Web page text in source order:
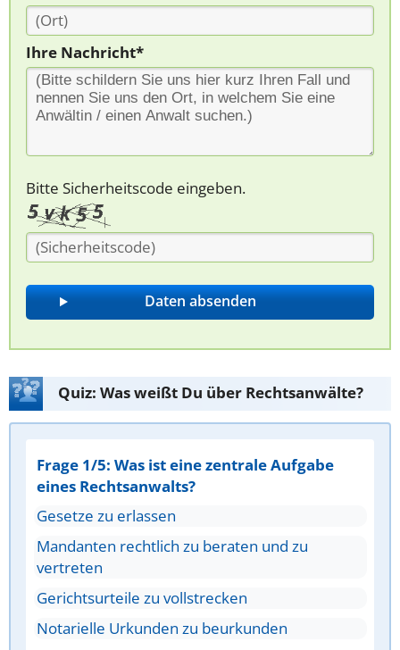
Ihre Nachricht*
Bitte Sicherheitscode eingeben.
Quiz: Was weißt Du über Rechtsanwälte?
Frage 1/5: Was ist eine zentrale Aufgabe
eines Rechtsanwalts?
Gesetze zu erlassen
Mandanten rechtlich zu beraten und zu
vertreten
Gerichtsurteile zu vollstrecken
Notarielle Urkunden zu beurkunden